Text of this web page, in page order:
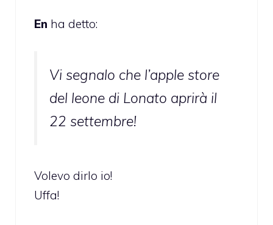
En ha detto:
Vi segnalo che l’apple store
del leone di Lonato aprirà il
22 settembre!
Volevo dirlo io!
Uffa!